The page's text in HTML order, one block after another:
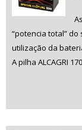
“potencia total”
utilização da
A pilha ALCAGRI